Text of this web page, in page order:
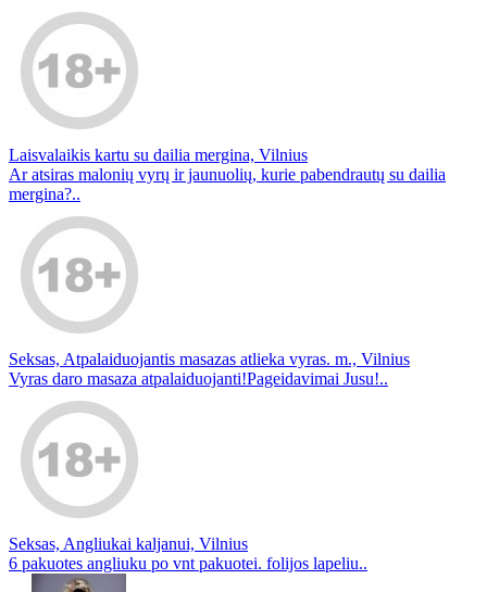
Laisvalaikis kartu su dailia mergina, Vilnius
Ar atsiras malonių vyrų ir jaunuolių, kurie pabendrautų su dailia
mergina?..
Seksas, Atpalaiduojantis masazas atlieka vyras. m., Vilnius
Vyras daro masaza atpalaiduojanti!Pageidavimai Jusu!..
Seksas, Angliukai kaljanui, Vilnius
6 pakuotes angliuku po vnt pakuotei. folijos lapeliu..